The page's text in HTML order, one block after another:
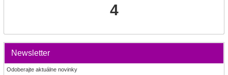
4
Newsletter
Odoberajte aktuálne novinky